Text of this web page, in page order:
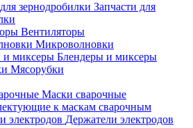
Запчасти для
Вентиляторы
Микроволновки
Блендеры и миксеры
Мясорубки
Маски сварочные
к маскам сварочным
Держатели электродов